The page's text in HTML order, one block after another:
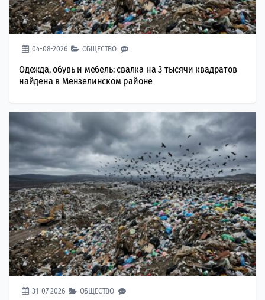
04-08-2026 ОБЩЕСТВО
Одежда, обувь и мебель: свалка на 3 тысячи квадратов
найдена в Мензелинском районе
31-07-2026 ОБЩЕСТВО